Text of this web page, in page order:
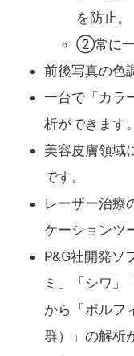
を防止。
②常に一
前後写真の色
一台で「カラ
析ができます。
美容皮膚領域
です。
レーザー治療
ケーションツ
P&G社開発ソ
ミ」「シワ」
から「ポルフ
群）」の解析